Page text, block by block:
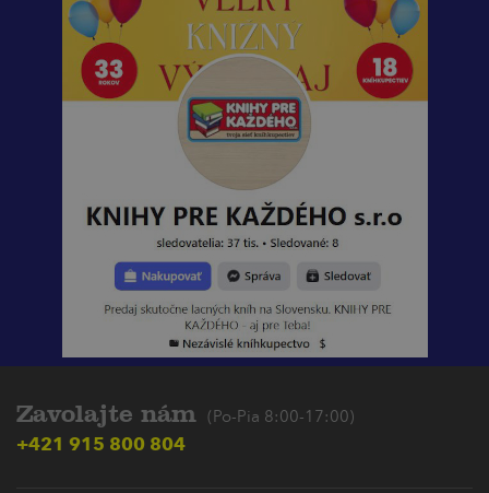
Zavolajte nám (Po-Pia 8:00-17:00)
+421 915 800 804